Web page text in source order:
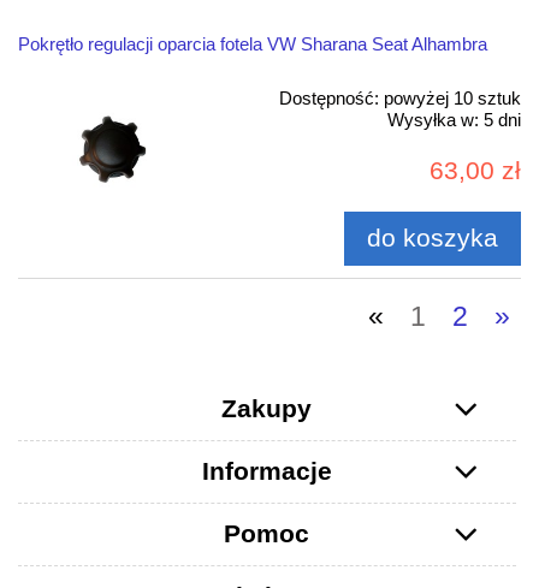
Pokrętło regulacji oparcia fotela VW Sharana Seat Alhambra
Dostępność: powyżej 10 sztuk
Wysyłka w: 5 dni
63,00 zł
do koszyka
« 1 2 »
Zakupy
Informacje
Pomoc